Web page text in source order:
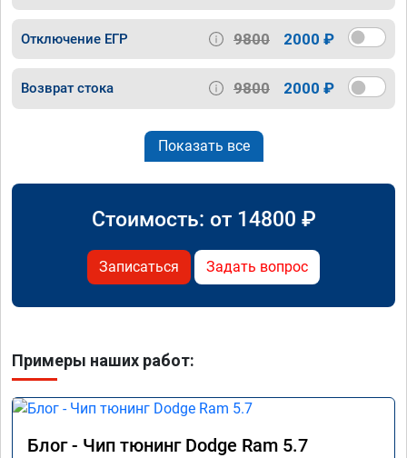
Отключение ЕГР 9800 2000 ₽
Возврат стока 9800 2000 ₽
Показать все
Стоимость: от 14800 ₽
Записаться Задать вопрос
Примеры наших работ:
Блог - Чип тюнинг Dodge Ram 5.7